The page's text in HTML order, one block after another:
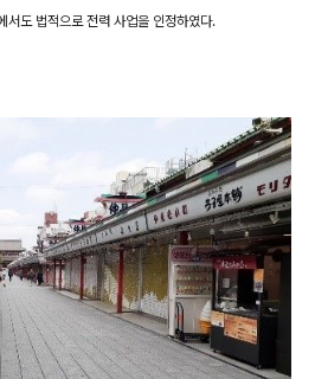
서도 법적으로 전력 사업을 인정하였다.